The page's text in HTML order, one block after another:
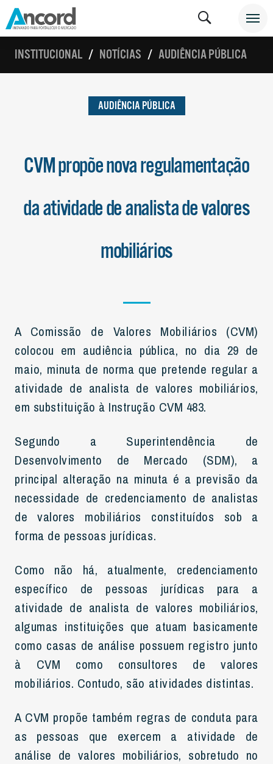
INSTITUCIONAL NOTÍCIAS AUDIÊNCIA PÚBLICA
AUDIÊNCIA PÚBLICA
CVM propõe nova regulamentação
da atividade de analista de valores
mobiliários
A Comissão de Valores Mobiliários (CVM)
colocou em audiência pública, no dia 29 de
maio, minuta de norma que pretende regular a
atividade de analista de valores mobiliários,
em substituição à Instrução CVM 483.
Segundo a Superintendência de
Desenvolvimento de Mercado (SDM), a
principal alteração na minuta é a previsão da
necessidade de credenciamento de analistas
de valores mobiliários constituídos sob a
forma de pessoas jurídicas.
Como não há, atualmente, credenciamento
específico de pessoas jurídicas para a
atividade de analista de valores mobiliários,
algumas instituições que atuam basicamente
como casas de análise possuem registro junto
à CVM como consultores de valores
mobiliários. Contudo, são atividades distintas.
A CVM propõe também regras de conduta para
as pessoas que exercem a atividade de
análise de valores mobiliários, sobretudo no